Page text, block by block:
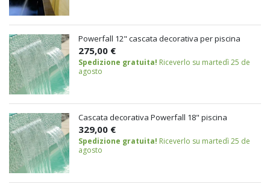
Powerfall 12" cascata decorativa per piscina
275,00 €
Spedizione gratuita! Riceverlo su martedì 25 de
agosto
Cascata decorativa Powerfall 18" piscina
329,00 €
Spedizione gratuita! Riceverlo su martedì 25 de
agosto